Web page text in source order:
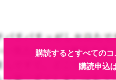
購読するとすべてのコ
購読申込